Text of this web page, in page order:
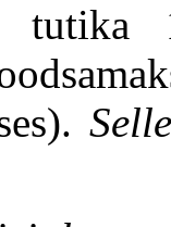
tutika